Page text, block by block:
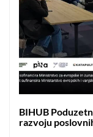
BIHUB
razvoju